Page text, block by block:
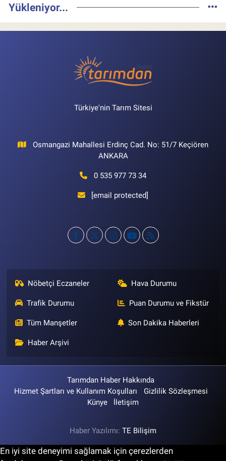
Yükleniyor...
Türkiye'nin Tarım Sitesi
Osmangazi Mahallesi Erdinç Cad. No: 51/7 Keçiören
ANKARA
0 535 977 73 34
[email protected]
Nöbetçi Eczaneler Hava Durumu
Trafik Durumu Puan Durumu ve Fikstür
Tüm Manşetler Son Dakika Haberleri
Haber Arşivi
Tarımdan Haber Hakkında
Hizmet Şartları ve Kullanım Koşulları
Gizlilik Sözleşmesi
Künye
İletişim
Haber Yazılımı: TE Bilişim
En iyi site deneyimi sağlamak için çerezlerden